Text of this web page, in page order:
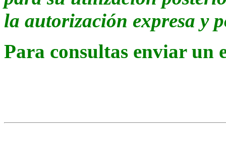
la autorización expresa y
Para consultas enviar un